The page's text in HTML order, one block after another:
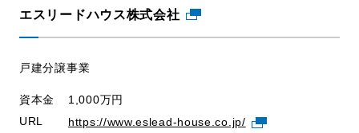
エスリードハウス株式会社
戸建分譲事業
資本金
1,000万円
URL
https://www.eslead-house.co.jp/